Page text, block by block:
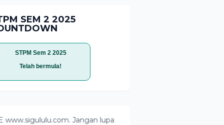
SEM 2 2025
STPM Sem 2 2025
Telah bermula!
Jangan lupa tekan butang follow ya. Pounsikou!